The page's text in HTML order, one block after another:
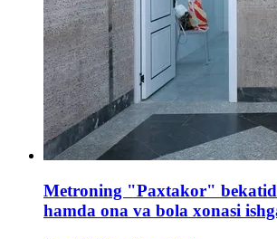
Metroning "Paxtakor"
hamda ona va bola xonasi